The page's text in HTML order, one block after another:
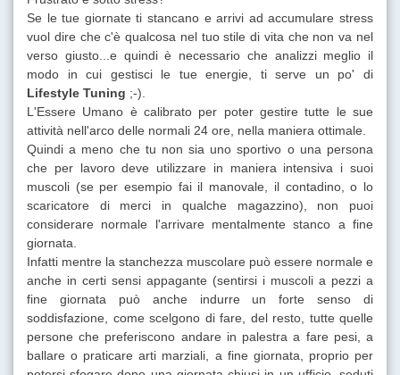
Se le tue giornate ti stancano e arrivi ad accumulare stress
vuol dire che c'è qualcosa nel tuo stile di vita che non va nel
verso giusto...e quindi è necessario che analizzi meglio il
modo in cui gestisci le tue energie, ti serve un po' di
Lifestyle Tuning ;-).
L'Essere Umano è calibrato per poter gestire tutte le sue
attività nell'arco delle normali 24 ore, nella maniera ottimale.
Quindi a meno che tu non sia uno sportivo o una persona
che per lavoro deve utilizzare in maniera intensiva i suoi
muscoli (se per esempio fai il manovale, il contadino, o lo
scaricatore di merci in qualche magazzino), non puoi
considerare normale l'arrivare mentalmente stanco a fine
giornata.
Infatti mentre la stanchezza muscolare può essere normale e
anche in certi sensi appagante (sentirsi i muscoli a pezzi a
fine giornata può anche indurre un forte senso di
soddisfazione, come scelgono di fare, del resto, tutte quelle
persone che preferiscono andare in palestra a fare pesi, a
ballare o praticare arti marziali, a fine giornata, proprio per